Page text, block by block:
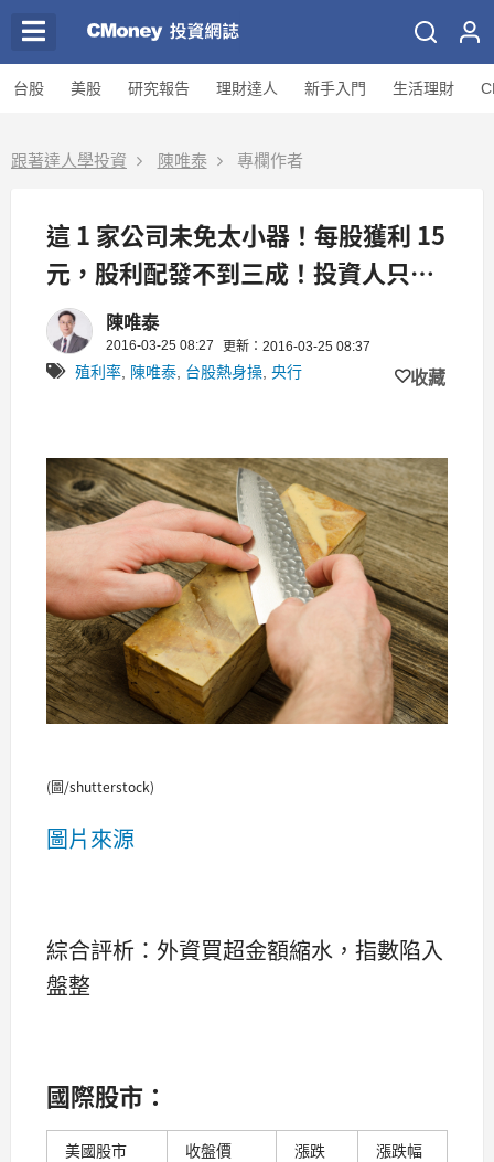
台股 美股 研究報告 理財達人 新手入門 生活理財
跟著達人學投資 陳唯泰 專欄作者
這 1 家公司未免太小器！每股獲利 15
元，股利配發不到三成！投資人只能
股東會上自救了...
陳唯泰
2016-03-25 08:27 更新：2016-03-25 08:37
殖利率 陳唯泰 台股熱身操 央行 收藏
(圖/shutterstock)
圖片來源
綜合評析：外資買超金額縮水，指數陷入
盤整
國際股市：
美國股市 收盤價 漲跌
漲跌幅